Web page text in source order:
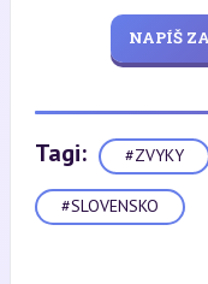
NAPÍŠ
Tagi: #ZVYKY
#SLOVENSKO